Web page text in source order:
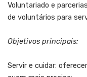
Voluntariado e
de voluntários para
Objetivos principais:
Servir e cuidar: